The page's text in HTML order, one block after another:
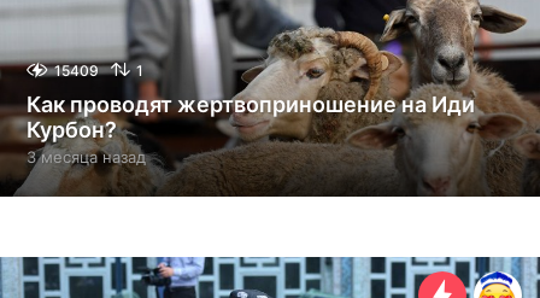
н
а
з
а
д
15409 1
Как проводят жертвоприношение на Иди
Курбон?
3 месяца назад3
м
е
ц